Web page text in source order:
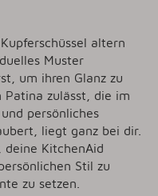
altern
Muster
um ihren Glanz zu
Patina zulässt, die im
persönliches
liegt ganz bei dir.
deine KitchenAid
Stil zu
zu setzen.